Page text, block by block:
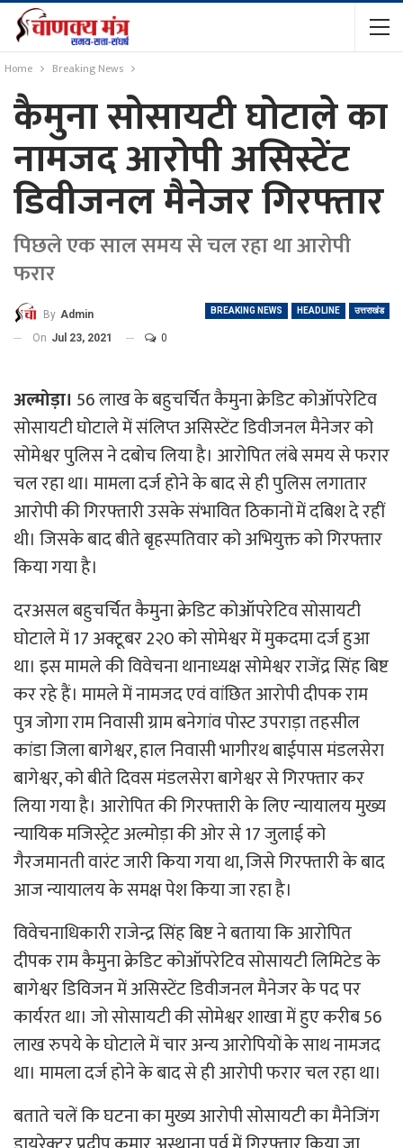
Home Breaking News
कैमुना सोसायटी घोटाले का
नामजद आरोपी असिस्टेंट
डिवीजनल मैनेजर गिरफ्तार
पिछले एक साल समय से चल रहा था आरोपी
फरार
BREAKING NEWS HEADLINE उत्तराखंड
By Admin
On Jul 23, 2021 0
अल्मोड़ा। 56 लाख के बहुचर्चित कैमुना क्रेडिट कोऑपरेटिव
सोसायटी घोटाले में संलिप्त असिस्टेंट डिवीजनल मैनेजर को
सोमेश्वर पुलिस ने दबोच लिया है। आरोपित लंबे समय से फरार
चल रहा था। मामला दर्ज होने के बाद से ही पुलिस लगातार
आरोपी की गिरफ्तारी उसके संभावित ठिकानों में दबिश दे रहीं
थी। जिसके बाद बीते बृहस्पतिवार को अभियुक्त को गिरफ्तार
किया गया है।
दरअसल बहुचर्चित कैमुना क्रेडिट कोऑपरेटिव सोसायटी
घोटाले में 17 अक्टूबर 2२0 को सोमेश्वर में मुकदमा दर्ज हुआ
था। इस मामले की विवेचना थानाध्यक्ष सोमेश्वर राजेंद्र सिंह बिष्ट
कर रहे हैं। मामले में नामजद एवं वांछित आरोपी दीपक राम
पुत्र जोगा राम निवासी ग्राम बनेगांव पोस्ट उपराड़ा तहसील
कांडा जिला बागेश्वर, हाल निवासी भागीरथ बाईपास मंडलसेरा
बागेश्वर, को बीते दिवस मंडलसेरा बागेश्वर से गिरफ्तार कर
लिया गया है। आरोपित की गिरफ्तारी के लिए न्यायालय मुख्य
न्यायिक मजिस्ट्रेट अल्मोड़ा की ओर से 17 जुलाई को
गैरजमानती वारंट जारी किया गया था, जिसे गिरफ्तारी के बाद
आज न्यायालय के समक्ष पेश किया जा रहा है।
विवेचनाधिकारी राजेन्द्र सिंह बिष्ट ने बताया कि आरोपित
दीपक राम कैमुना क्रेडिट कोऑपरेटिव सोसायटी लिमिटेड के
बागेश्वर डिविजन में असिस्टेंट डिवीजनल मैनेजर के पद पर
कार्यरत था। जो सोसायटी की सोमेश्वर शाखा में हुए करीब 56
लाख रुपये के घोटाले में चार अन्य आरोपियों के साथ नामजद
था। मामला दर्ज होने के बाद से ही आरोपी फरार चल रहा था।
बताते चलें कि घटना का मुख्य आरोपी सोसायटी का मैनेजिंग